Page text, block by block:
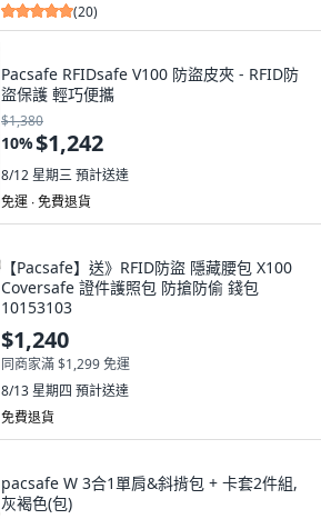
(20)
Pacsafe RFIDsafe V100 防盜皮夾 - RFID防
盜保護 輕巧便攜
$1,380
10%$1,242
8/12 星期三預計送達
免運 ∙ 免費退貨
【Pacsafe】送》RFID防盜 隱藏腰包 X100
Coversafe 證件護照包 防搶防偷 錢包
10153103
$1,240
同商家滿 $1,299 免運
8/13 星期四 預計送達
免費退貨
pacsafe W 3合1單肩&斜揹包 + 卡套2件組,
灰褐色(包)